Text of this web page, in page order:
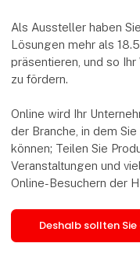
Als Aussteller haben
Lösungen mehr als
präsentieren, und so
zu fördern.
Online wird Ihr
der Branche, in dem
können; Teilen Sie
Veranstaltungen und
Online-Besuchern der
Deshalb sollten